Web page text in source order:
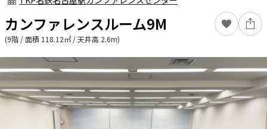
カンファレンスルーム9M
(9階 / 面積 118.12㎡ / 天井高 2.6m)